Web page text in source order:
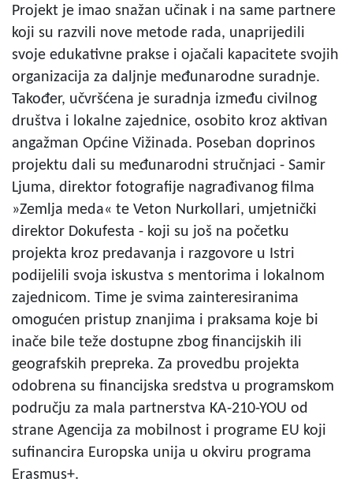
Projekt je imao snažan učinak i na same partnere
koji su razvili nove metode rada, unaprijedili
svoje edukativne prakse i ojačali kapacitete svojih
organizacija za daljnje međunarodne suradnje.
Također, učvršćena je suradnja između civilnog
društva i lokalne zajednice, osobito kroz aktivan
angažman Općine Vižinada. Poseban doprinos
projektu dali su međunarodni stručnjaci - Samir
Ljuma, direktor fotografije nagrađivanog filma
»Zemlja meda« te Veton Nurkollari, umjetnički
direktor Dokufesta - koji su još na početku
projekta kroz predavanja i razgovore u Istri
podijelili svoja iskustva s mentorima i lokalnom
zajednicom. Time je svima zainteresiranima
omogućen pristup znanjima i praksama koje bi
inače bile teže dostupne zbog financijskih ili
geografskih prepreka. Za provedbu projekta
odobrena su financijska sredstva u programskom
području za mala partnerstva KA-210-YOU od
strane Agencija za mobilnost i programe EU koji
sufinancira Europska unija u okviru programa
Erasmus+.